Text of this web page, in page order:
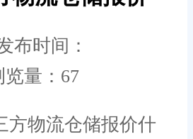
布时间：
览量：67
物流仓储报价什